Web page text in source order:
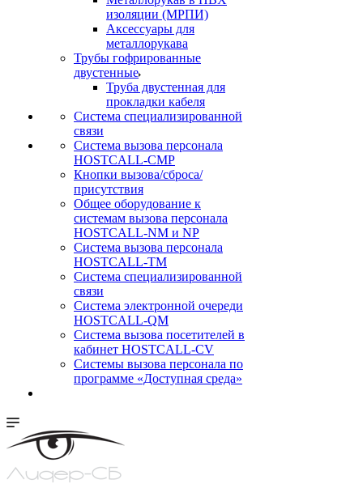
изоляции (МРПИ)
Аксессуары для
металлорукава
Трубы гофрированные
двустенные
Труба двустенная для
прокладки кабеля
Система специализированной
связи
Cистема вызова персонала
HOSTCALL-CMP
Кнопки вызова/сброса/
присутствия
Общее оборудование к
системам вызова персонала
HOSTCALL-NM и NP
Система вызова персонала
HOSTCALL-TM
Система специализированной
связи
Система электронной очереди
HOSTCALL-QM
Cистема вызова посетителей в
кабинет HOSTCALL-CV
Системы вызова персонала по
программе «Доступная среда»